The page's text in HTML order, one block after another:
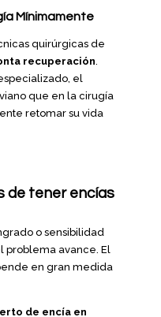
Mínimamente
quirúrgicas de
recuperación
el
que en la cirugía
retomar su vida
de tener encías
o sensibilidad
problema avance. El
en gran medida
de encía en